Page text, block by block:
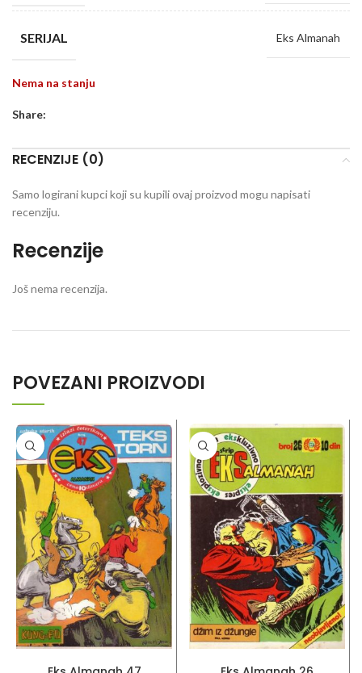
SERIJAL Eks Almanah
Nema na stanju
Share:
RECENZIJE (0)
Recenzije
Još nema recenzija.
Samo logirani kupci koji su kupili ovaj proizvod mogu napisati
recenziju.
POVEZANI PROIZVODI